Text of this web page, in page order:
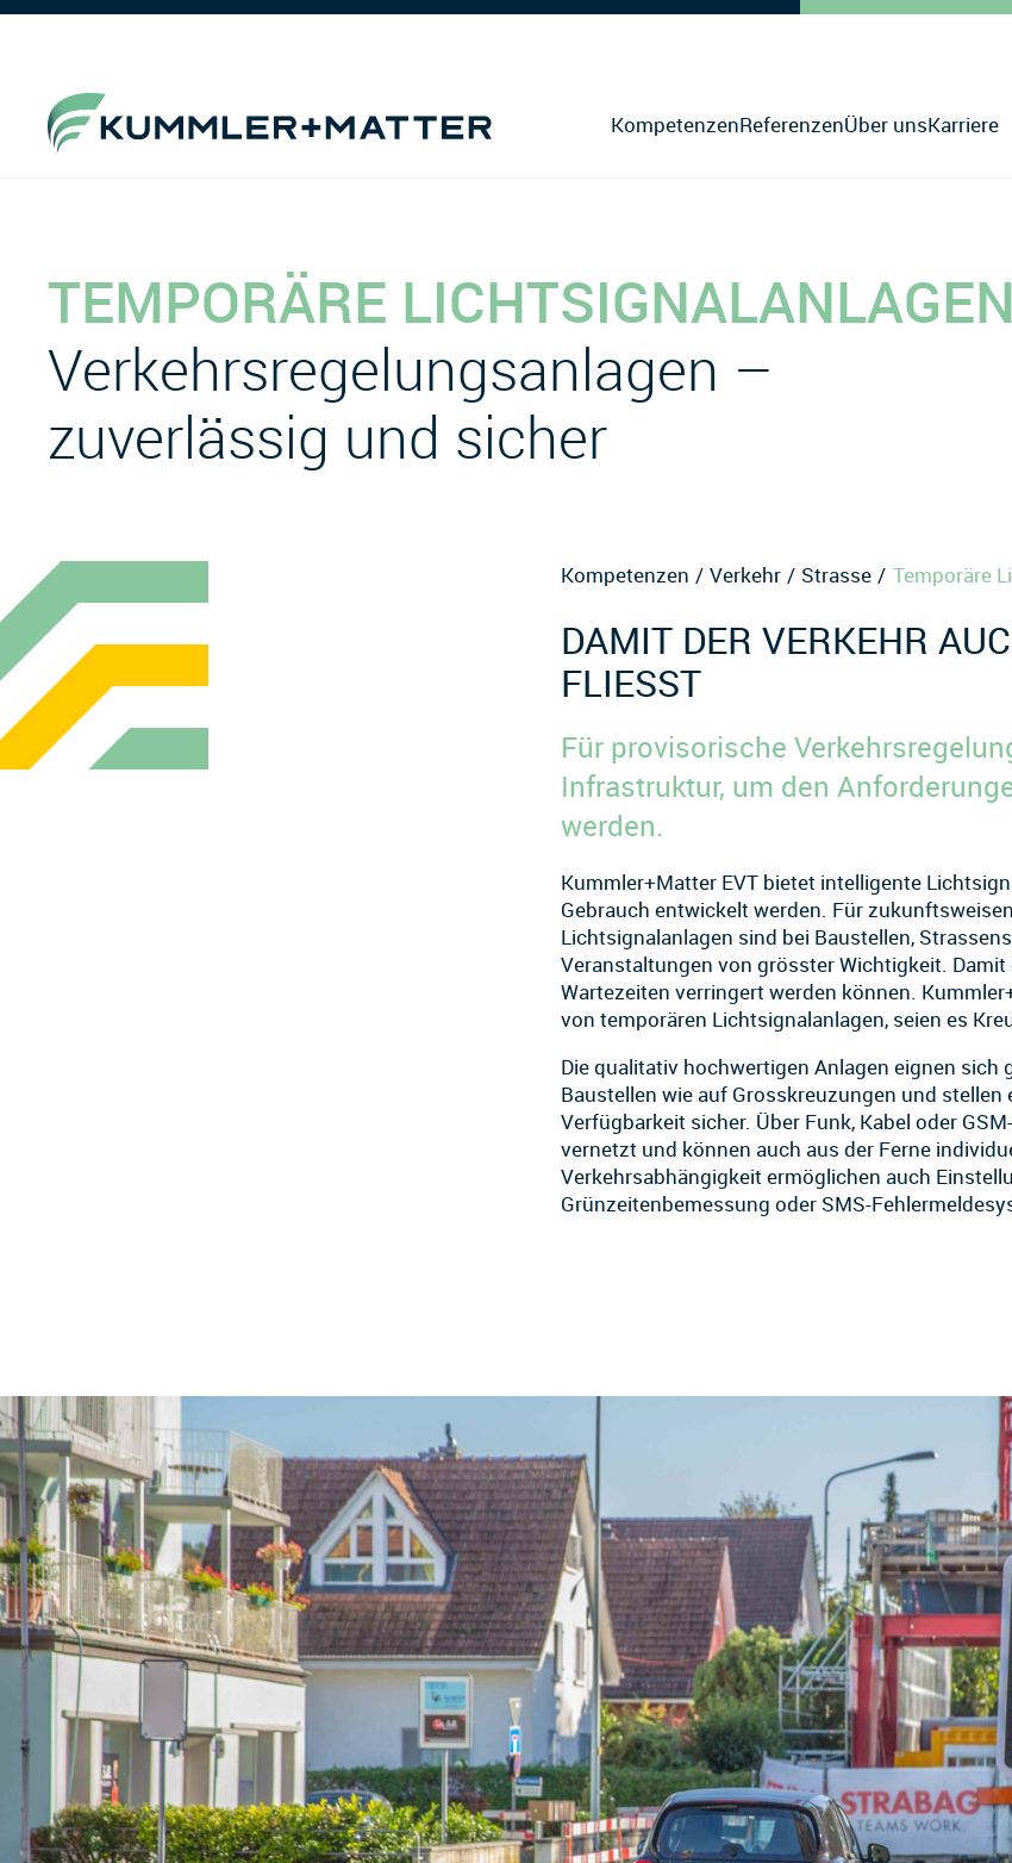
KompetenzenReferenzenÜber unsKarriere
TEMPORÄRE LICHTSIGNALANLAGEN
Verkehrsregelungsanlagen –
zuverlässig und sicher
Kompetenzen Verkehr Strasse Temporäre
DAMIT DER VERKEHR
FLIESST
Für provisorische
Infrastruktur, um den
werden.
Kummler+Matter EVT bietet intelligente
Gebrauch entwickelt werden. Für
Lichtsignalanlagen sind bei Baustellen,
Veranstaltungen von grösster Wichtigkeit.
Wartezeiten verringert werden können.
von temporären Lichtsignalanlagen, seien es
Die qualitativ hochwertigen Anlagen eignen sich
Baustellen wie auf Grosskreuzungen und
Verfügbarkeit sicher. Über Funk, Kabel oder
vernetzt und können auch aus der Ferne
Verkehrsabhängigkeit ermöglichen auch
Grünzeitenbemessung oder SMS-